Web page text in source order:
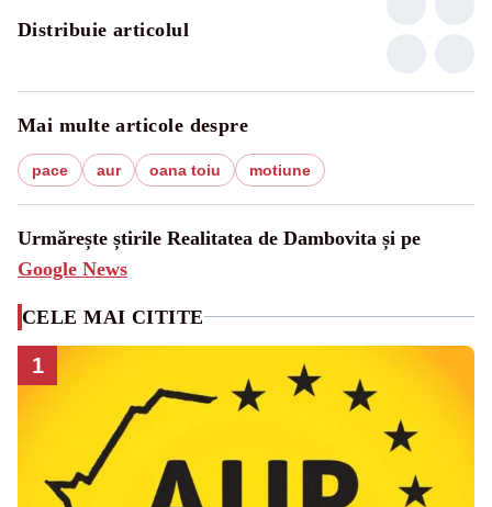
Distribuie articolul
Mai multe articole despre
pace aur oana toiu motiune
Urmărește știrile Realitatea de Dambovita și pe
Google News
CELE MAI CITITE
1